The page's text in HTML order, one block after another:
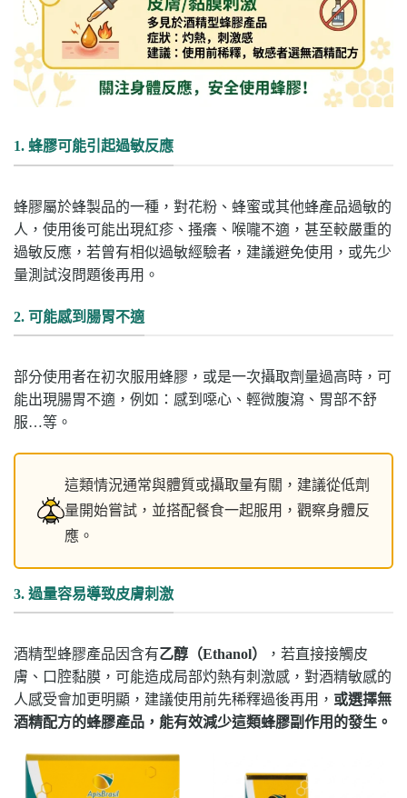
1. 蜂膠可能引起過敏反應
蜂膠屬於蜂製品的一種，對花粉、蜂蜜或其他蜂產品過敏的
人，使用後可能出現紅疹、搔癢、喉嚨不適，甚至較嚴重的
過敏反應，若曾有相似過敏經驗者，建議避免使用，或先少
量測試沒問題後再用。
2. 可能感到腸胃不適
部分使用者在初次服用蜂膠，或是一次攝取劑量過高時，可
能出現腸胃不適，例如：感到噁心、輕微腹瀉、胃部不舒
服…等。
這類情況通常與體質或攝取量有關，建議從低劑
量開始嘗試，並搭配餐食一起服用，觀察身體反
應。
3. 過量容易導致皮膚刺激
酒精型蜂膠產品因含有乙醇（Ethanol）
，若直接接觸皮
膚、口腔黏膜，可能造成局部灼熱有刺激感，對酒精敏感的
人感受會加 更明顯，建議使用前先稀釋過後再用， 或選擇無
酒精配方的蜂膠產品，能有效減少這類蜂膠副作用的發生。